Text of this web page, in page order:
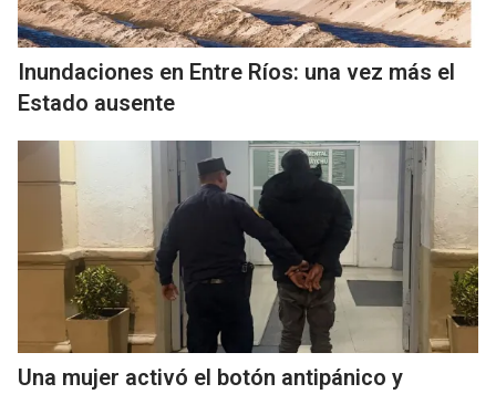
Inundaciones en Entre Ríos: una vez más el
Estado ausente
Una mujer activó el botón antipánico y